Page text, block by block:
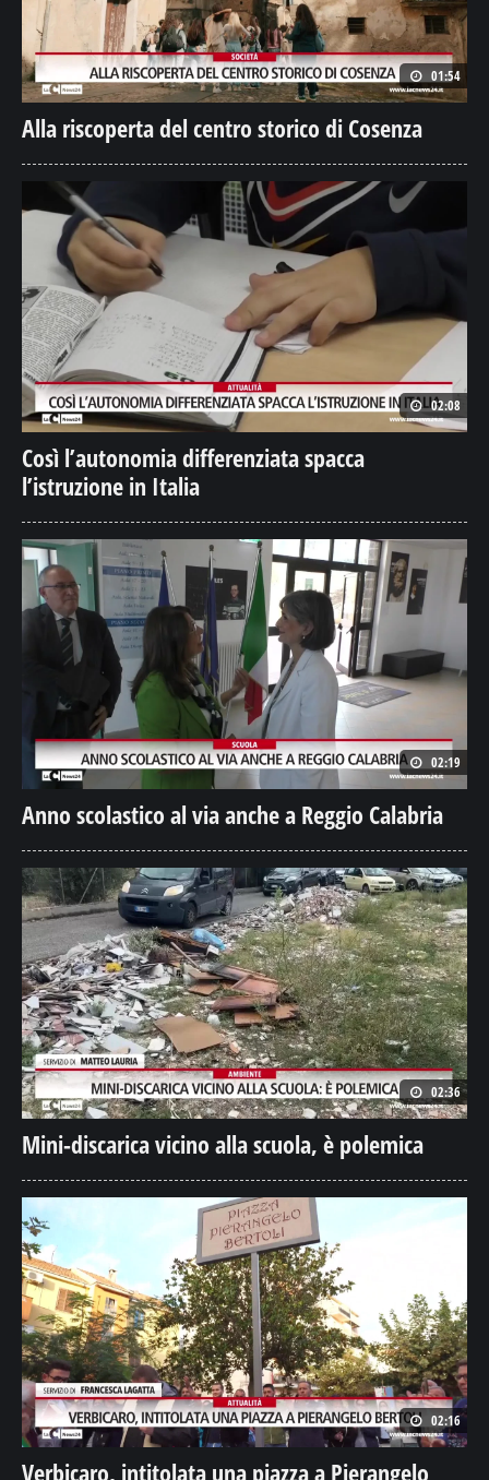
01:54
Alla riscoperta del centro storico di Cosenza
02:08
Così l’autonomia differenziata spacca
l’istruzione in Italia
02:19
Anno scolastico al via anche a Reggio Calabria
02:36
Mini-discarica vicino alla scuola, è polemica
02:16
Verbicaro, intitolata una piazza a Pierangelo